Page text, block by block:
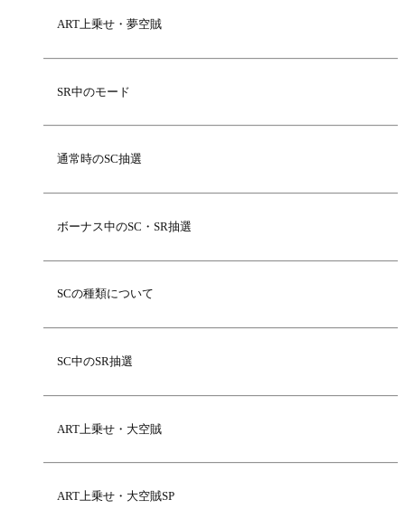
ART上乗せ・夢空賊
SR中のモード
通常時のSC抽選
ボーナス中のSC・SR抽選
SCの種類について
SC中のSR抽選
ART上乗せ・大空賊
ART上乗せ・大空賊SP